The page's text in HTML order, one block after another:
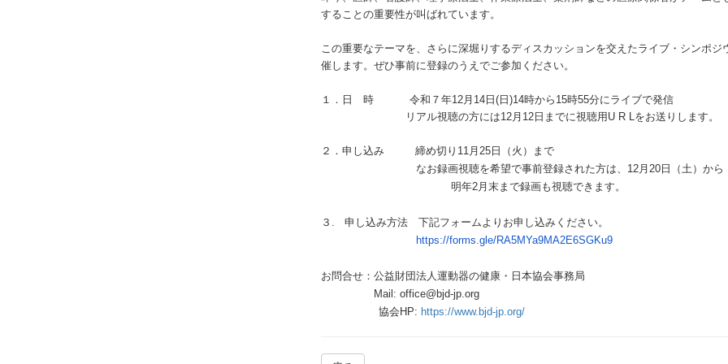
することの重要性が叫ばれています。
この重要なテーマを、さらに深堀りするディスカッションを交えたライブ・シンポジ
催します。ぜひ事前に登録のうえでご参加ください。
１．日 時 令和７年12月14日(日)14時から15時55分にライブで発信
リアル視聴の方には12月12日までに視聴用U R Lをお送りします。
２．申し込み 締め切り11月25日（火）まで
なお録画視聴を希望で事前登録された方は、12月20日（土）から
明年2月末まで録画も視聴できます。
３. 申し込み方法 下記フォームよりお申し込みください。
https://forms.gle/RA5MYa9MA2E6SGKu9
お問合せ：公益財団法人運動器の健康・日本協会事務局
Mail: office@bjd-jp.org
協会HP: https://www.bjd-jp.org/